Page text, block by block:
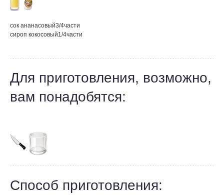
сок ананасовый3/4части
сироп кокосовый1/4части
Для приготовления, возможно,
вам понадобятся:
Способ приготовления: